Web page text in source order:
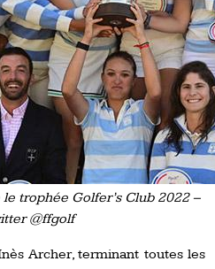
trophée Golfer’s Club 2022 –
@ffgolf
Archer, terminant toutes les